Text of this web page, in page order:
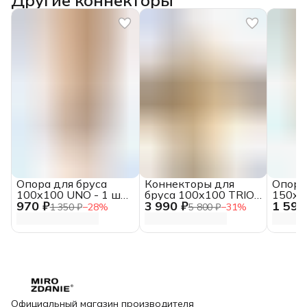
970 ₽1 350 ₽−28%
Опора для бруса
100x100 UNO - 1 шт.
латте, с шурупами
3 990 ₽5 800 ₽−31%
Коннекторы для
бруса 100x100 TRIO -
2 шт. латте, с
1
Официальный магазин производителя